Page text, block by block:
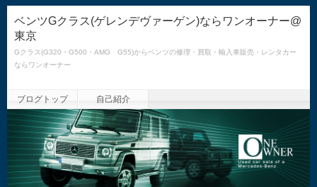
ベンツGクラス(ゲレンデヴァーゲン)ならワンオーナー@
東京
Gクラス(G320・G500・AMG G55)からベンツの修理・買取・輸入車販売・レンタカー
ならワンオーナー
ブログトップ 自己紹介